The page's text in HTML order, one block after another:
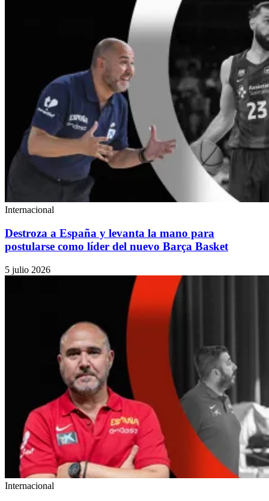
Internacional
Destroza a España y levanta la mano para
postularse como líder del nuevo Barça Basket
5 julio 2026
Internacional